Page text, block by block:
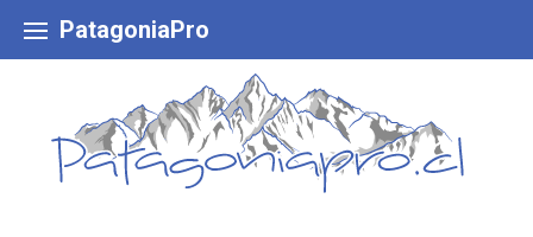
content
PatagoniaPro